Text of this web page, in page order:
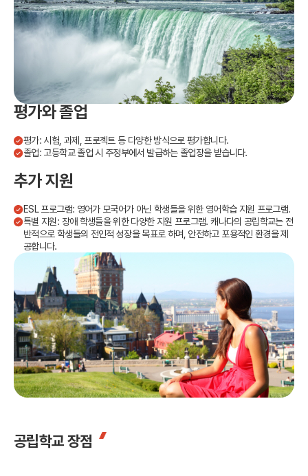
평가와 졸업
평가: 시험, 과제, 프로젝트 등 다양한 방식으로 평가합니다.
졸업: 고등학교 졸업 시 주정부에서 발급하는 졸업장을 받습니다.
추가 지원
ESL 프로그램: 영어가 모국어가 아닌 학생들을 위한 영어학습 지원 프로그램.
특별 지원: 장애 학생들을 위한 다양한 지원 프로그램. 캐나다의 공립학교는 전
반적으로 학생들의 전인적 성장을 목표로 하며, 안전하고 포용적인 환경을 제
공합니다.
공립학교 장점